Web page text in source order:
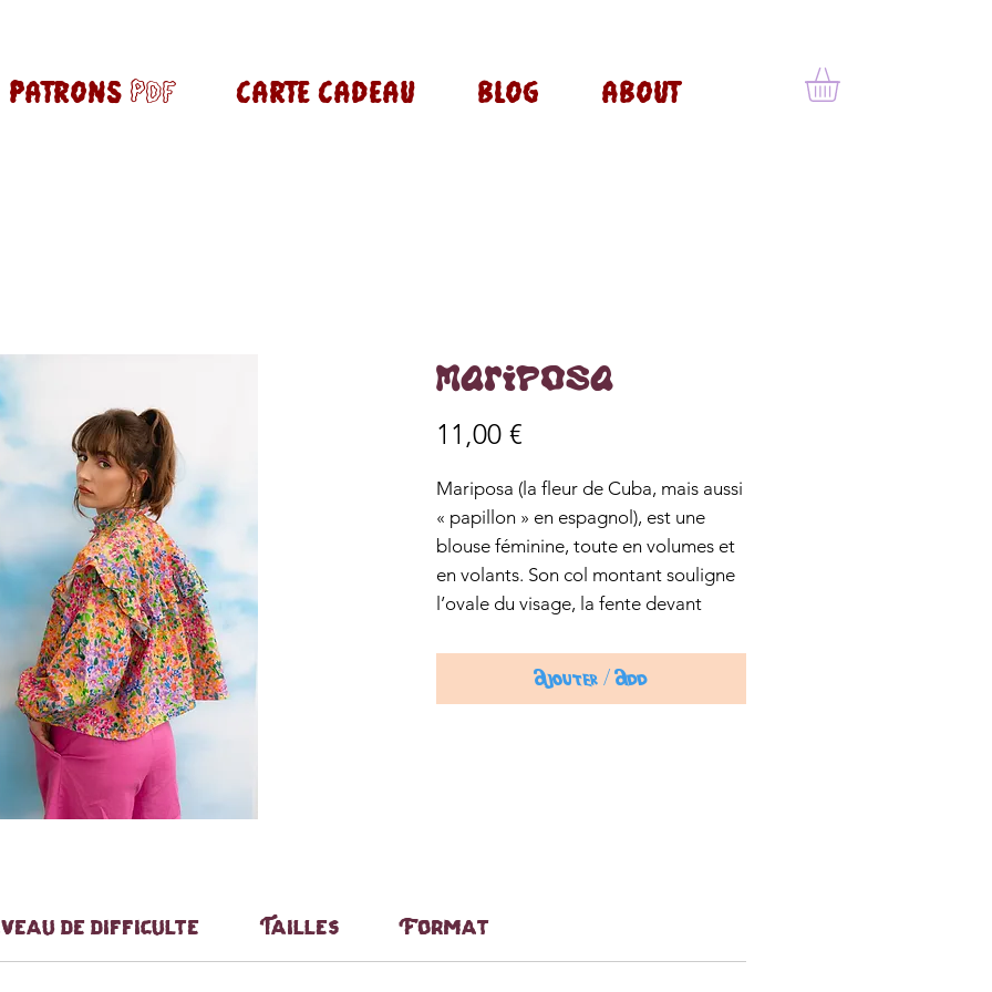
PATRONS pdf CARTE CADEAU BLOG ABOUT
Mariposa
11,00 €
Mariposa (la fleur de Cuba, mais aussi
« papillon » en espagnol), est une
blouse féminine, toute en volumes et
en volants. Son col montant souligne
l’ovale du visage, la fente devant
Elle est assez courte ; pensez à bien
Ajouter / Add
de difficulté Tailles Format